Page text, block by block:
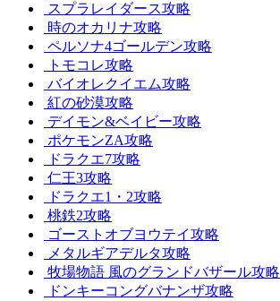
スプラレイダース攻略
時のオカリナ攻略
ペルソナ4ゴールデン攻略
トモコレ攻略
バイオレクイエム攻略
紅の砂漠攻略
デイモン&ベイビー攻略
ポケモンZA攻略
ドラクエ7攻略
仁王3攻略
ドラクエ1・2攻略
桃鉄2攻略
ゴーストオブヨウテイ攻略
メタルギアデルタ攻略
牧場物語 風のグランドバザール攻略
ドンキーコングバナンザ攻略